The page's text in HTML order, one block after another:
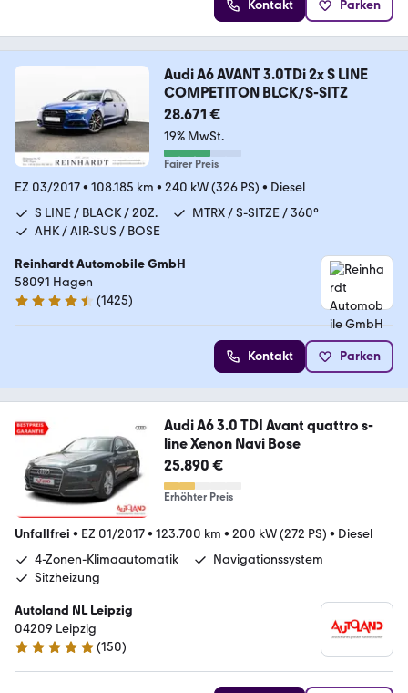
Kontakt Parken
Audi A6 AVANT 3.0TDi 2x S LINE
COMPETITON BLCK/S-SITZ
28.671 €
19% MwSt.
Fairer Preis
EZ 03/2017• 108.185 km • 240 kW (326 PS) • Diesel
S LINE / BLACK / 20Z.
MTRX / S-SITZE / 360°
AHK / AIR-SUS / BOSE
Reinhardt Automobile GmbH
58091 Hagen
4.7 Sterne
(1425)
Kontakt Parken
Audi A6 3.0 TDI Avant quattro s-
line Xenon Navi Bose
25.890 €
Erhöhter Preis
Unfallfrei • EZ 01/2017• 123.700 km • 200 kW (272 PS) • Diesel
4-Zonen-Klimaautomatik
Navigationssystem
Sitzheizung
Autoland NL Leipzig
04209 Leipzig
4.8 Sterne
(150)